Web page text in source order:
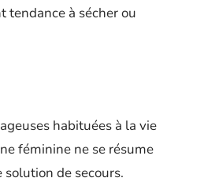
tendance à sécher ou
habituées à la vie
féminine ne se résume
de secours.